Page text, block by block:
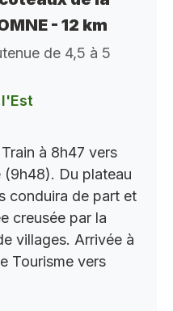
- 12 km
de 4,5 à 5
à 8h47 vers
(9h48). Du plateau
conduira de part et
creusée par la
villages. Arrivée à
Tourisme vers